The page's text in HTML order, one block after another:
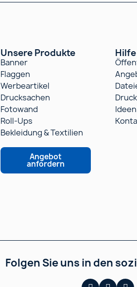
Unsere Produkte
Banner
Flaggen
Werbeartikel
Drucksachen
Fotowand
Roll-Ups
Bekleidung & Textilien
Angebot
anfordern
Folgen Sie uns in den